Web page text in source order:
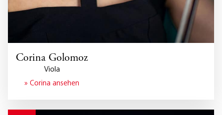
Corina Golomoz
Viola
» Corina ansehen